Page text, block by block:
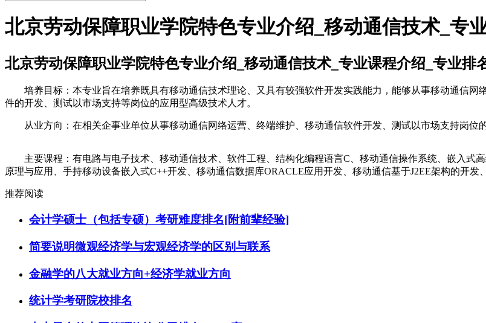
北京劳动保障职业学院特色专业介绍_移动通信技术_专
北京劳动保障职业学院特色专业介绍_移动通信技术_专业课程介绍_专业排
培养目标：本专业旨在培养既具有移动通信技术理论、又具有较强软件开发实践能力，能够从事移动通信网
件的开发、测试以市场支持等岗位的应用型高级技术人才。
从业方向：在相关企事业单位从事移动通信网络运营、终端维护、移动通信软件开发、测试以市场支持岗位的
主要课程：有电路与电子技术、移动通信技术、软件工程、结构化编程语言C、移动通信操作系统、嵌入式
原理与应用、手持移动设备嵌入式C++开发、移动通信数据库ORACLE应用开发、移动通信基于J2EE架构的开发
推荐阅读
会计学硕士（包括专硕）考研难度排名[附前辈经验]
简要说明微观经济学与宏观经济学的区别与联系
金融学的八大就业方向+经济学就业方向
统计学考研院校排名